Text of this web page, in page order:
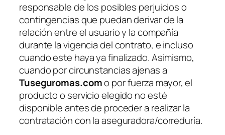
responsable de los posibles perjuicios o
contingencias que puedan derivar de la
relación entre el usuario y la compañía
durante la vigencia del contrato, e incluso
cuando este haya ya finalizado. Asimismo,
cuando por circunstancias ajenas a
Tuseguromas.como por fuerza mayor, el
producto o servicio elegido no esté
disponible antes de proceder a realizar la
contratación con la aseguradora/correduría.